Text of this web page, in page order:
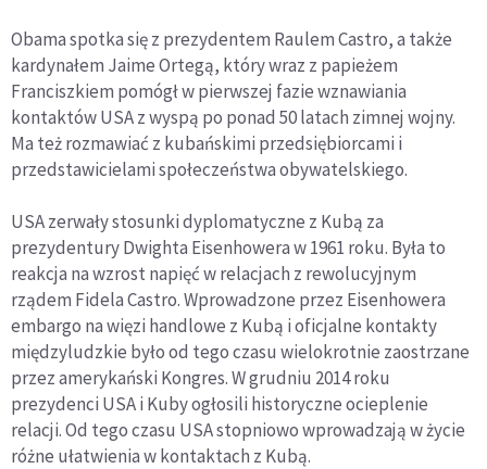
Obama spotka się z prezydentem Raulem Castro, a także
kardynałem Jaime Ortegą, który wraz z papieżem
Franciszkiem pomógł w pierwszej fazie wznawiania
kontaktów USA z wyspą po ponad 50 latach zimnej wojny.
Ma też rozmawiać z kubańskimi przedsiębiorcami i
przedstawicielami społeczeństwa obywatelskiego.
USA zerwały stosunki dyplomatyczne z Kubą za
prezydentury Dwighta Eisenhowera w 1961 roku. Była to
reakcja na wzrost napięć w relacjach z rewolucyjnym
rządem Fidela Castro. Wprowadzone przez Eisenhowera
embargo na więzi handlowe z Kubą i oficjalne kontakty
międzyludzkie było od tego czasu wielokrotnie zaostrzane
przez amerykański Kongres. W grudniu 2014 roku
prezydenci USA i Kuby ogłosili historyczne ocieplenie
relacji. Od tego czasu USA stopniowo wprowadzają w życie
różne ułatwienia w kontaktach z Kubą.